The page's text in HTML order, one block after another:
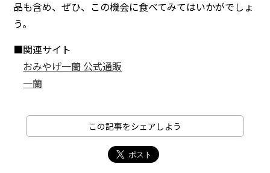
品も含め、ぜひ、この機会に食べてみてはいかがでしょ
う。
■関連サイト
おみやげ一蘭 公式通販
一蘭
この記事をシェアしよう